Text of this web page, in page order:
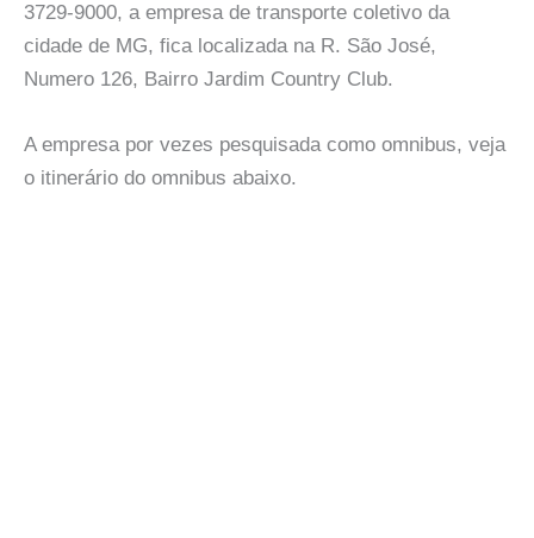
3729-9000, a empresa de transporte coletivo da
cidade de MG, fica localizada na R. São José,
Numero 126, Bairro Jardim Country Club.
A empresa por vezes pesquisada como omnibus, veja
o itinerário do omnibus abaixo.